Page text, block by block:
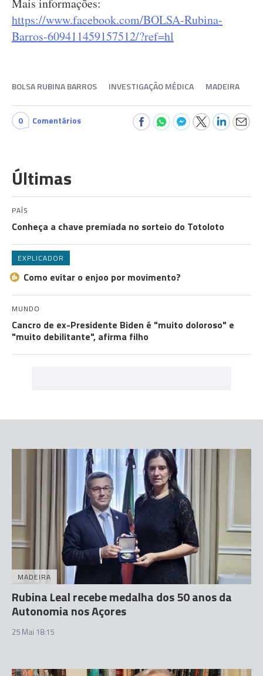
Mais informações:
https://www.facebook.com/BOLSA-Rubina-
Barros-609411459157512/?ref=hl
BOLSA RUBINA BARROS INVESTIGAÇÃO MÉDICA MADEIRA
0 Comentários
Últimas
PAÍS
Conheça a chave premiada no sorteio do Totoloto
EXPLICADOR
Como evitar o enjoo por movimento?
MUNDO
Cancro de ex-Presidente Biden é "muito doloroso" e
"muito debilitante", afirma filho
MADEIRA
Rubina Leal recebe medalha dos 50 anos da
Autonomia nos Açores
25 Mai 18:15